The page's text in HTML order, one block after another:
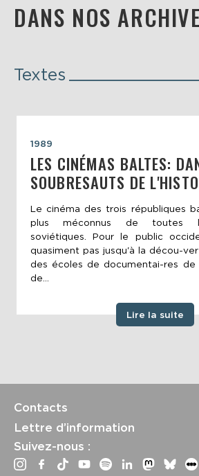
DANS NOS
Textes
1989
LES CINÉMAS BALTES:
SOUBRESAUTS DE
Le cinéma des trois républiques
plus méconnus de toutes
soviétiques. Pour le public
quasiment pas jusqu'à la décou-
des écoles de documentai-res de
de...
Lire la suite
Contacts
Lettre d’information
Suivez-nous :